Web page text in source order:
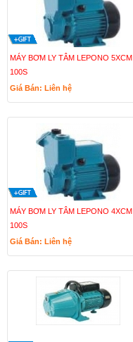
MÁY BƠM LY TÂM LEPONO 5XCM
100S
Giá Bán: Liên hệ
MÁY BƠM LY TÂM LEPONO 4XCM
100S
Giá Bán: Liên hệ